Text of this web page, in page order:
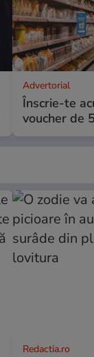
Advertorial
Înscrie-te
voucher de
Redactia.ro